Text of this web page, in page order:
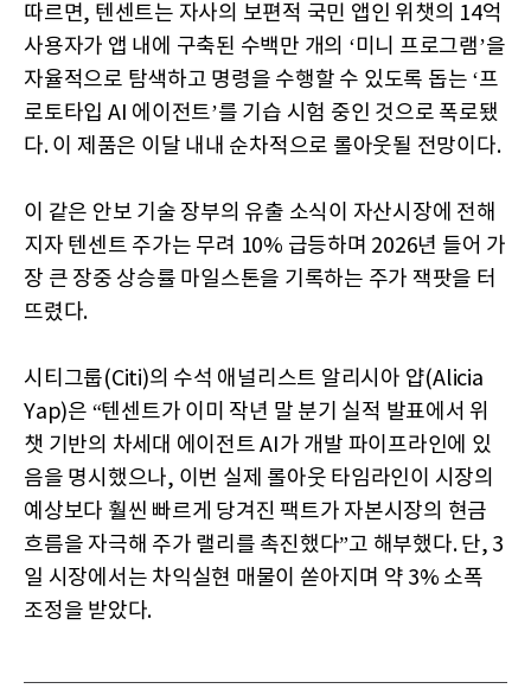
따르면, 텐센트는 자사의 보편적 국민 앱인 위챗의 14억
사용자가 앱 내에 구축된 수백만 개의 ‘미니 프로그램’을
자율적으로 탐색하고 명령을 수행할 수 있도록 돕는 ‘프
로토타입 AI 에이전트’를 기습 시험 중인 것으로 폭로됐
다. 이 제품은 이달 내내 순차적으로 롤아웃될 전망이다.
이 같은 안보 기술 장부의 유출 소식이 자산시장에 전해
지자 텐센트 주가는 무려 10% 급등하며 2026년 들어 가
장 큰 장중 상승률 마일스톤을 기록하는 주가 잭팟을 터
뜨렸다.
시티그룹(Citi)의 수석 애널리스트 알리시아 얍(Alicia
Yap)은 “텐센트가 이미 작년 말 분기 실적 발표에서 위
챗 기반의 차세대 에이전트 AI가 개발 파이프라인에 있
음을 명시했으나, 이번 실제 롤아웃 타임라인이 시장의
예상보다 훨씬 빠르게 당겨진 팩트가 자본시장의 현금
흐름을 자극해 주가 랠리를 촉진했다”고 해부했다. 단, 3
일 시장에서는 차익실현 매물이 쏟아지며 약 3% 소폭
조정을 받았다.